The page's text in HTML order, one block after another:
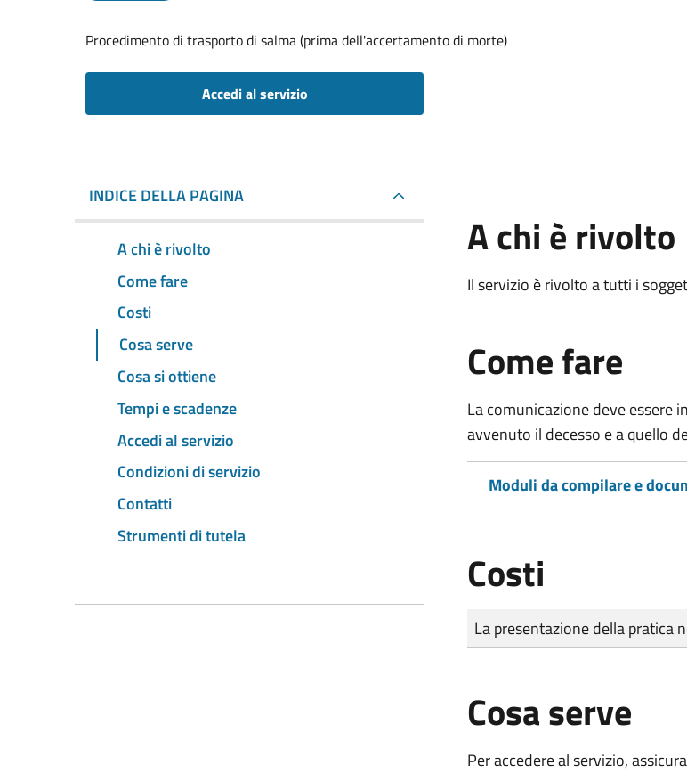
Procedimento di trasporto di salma (prima dell'accertamento di morte)
Accedi al servizio
INDICE DELLA PAGINA
A chi è rivolto
Come fare
Costi
Cosa serve
Cosa si ottiene
Tempi e scadenze
Accedi al servizio
Condizioni di servizio
Contatti
Strumenti di tutela
A chi è rivolto
Il servizio è rivolto a tutti i
Come fare
La comunicazione deve essere
avvenuto il decesso e a quello
Moduli da compilare e
Costi
Tipo di pagamento
Importo
La presentazione della pratica
Cosa serve
Per accedere al servizio,